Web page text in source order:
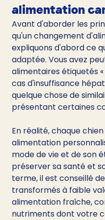
alimentation
Avant d'aborder les
qu'un changement
expliquons d'abord ce
adaptée. Vous avez
alimentaires étiquetés
cas d'insuffisance
quelque chose de
présentant certaines
En réalité, chaque
alimentation
mode de vie et de son
préserver sa santé et
terme, il est conseillé
transformés à faible
alimentation fraîche,
nutriments dont votre